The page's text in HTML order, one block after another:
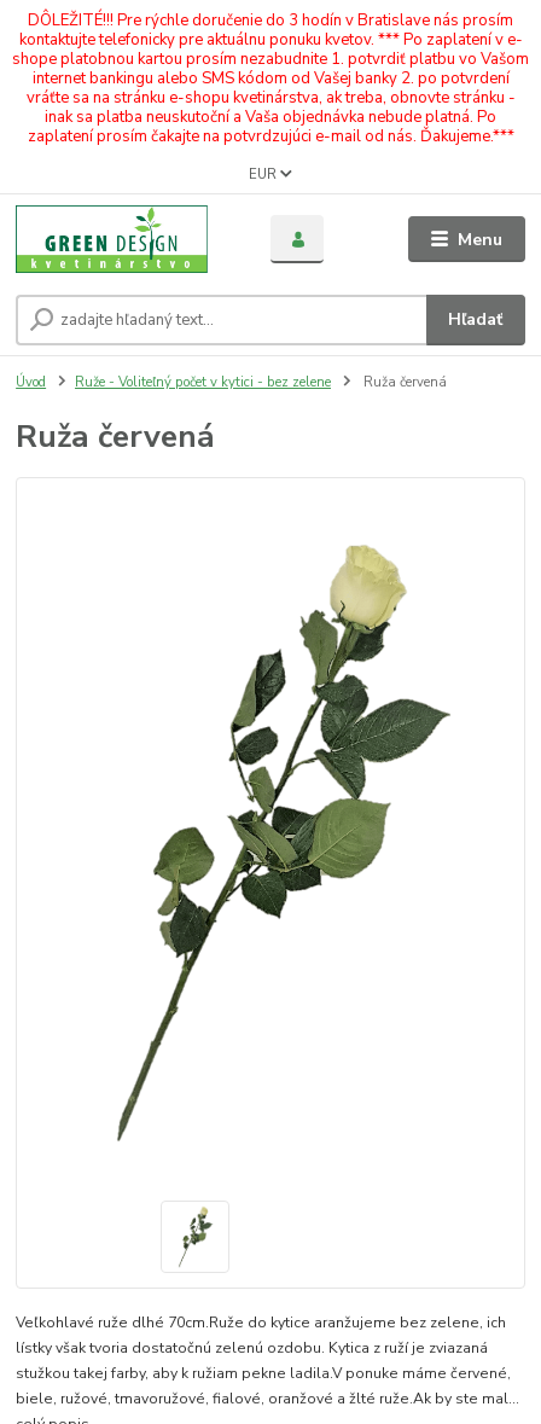
DÔLEŽITÉ!!! Pre rýchle doručenie do 3 hodín v Bratislave nás prosím
kontaktujte telefonicky pre aktuálnu ponuku kvetov. *** Po zaplatení v e-
shope platobnou kartou prosím nezabudnite 1. potvrdiť platbu vo Vašom
internet bankingu alebo SMS kódom od Vašej banky 2. po potvrdení
vráťte sa na stránku e-shopu kvetinárstva, ak treba, obnovte stránku -
inak sa platba neuskutoční a Vaša objednávka nebude platná. Po
zaplatení prosím čakajte na potvrdzujúci e-mail od nás. Ďakujeme.***
Menu
EUR
Hľadať
Úvod Ruže - Voliteľný počet v kytici - bez zelene Ruža červená
Ruža červená
Veľkohlavé ruže dlhé 70cm.Ruže do kytice aranžujeme bez zelene, ich
lístky však tvoria dostatočnú zelenú ozdobu. Kytica z ruží je zviazaná
stužkou takej farby, aby k ružiam pekne ladila.V ponuke máme červené,
biele, ružové, tmavoružové, fialové, oranžové a žlté ruže.Ak by ste mal...